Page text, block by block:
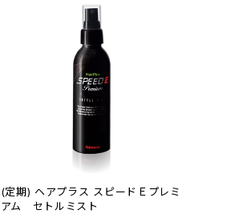
(定期) ヘアプラス スピードＥプレミ
アム セトルミスト